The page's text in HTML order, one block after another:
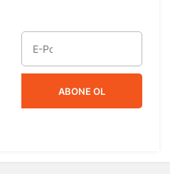
ABONE OL